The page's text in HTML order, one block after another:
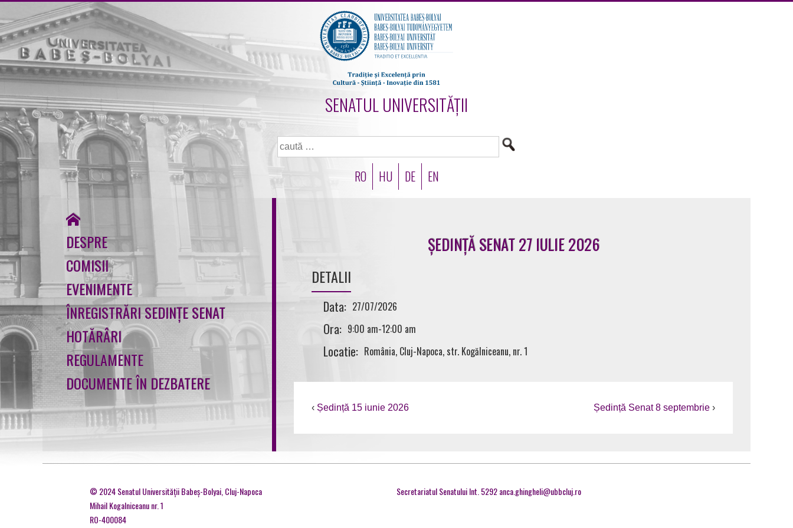
Skip
to
Main
Content
Caută
după:
RO HU DE EN
SENATUL UNIVERSITĂȚII
DESPRE
COMISII
EVENIMENTE
ÎNREGISTRĂRI SEDINȚE SENAT
HOTĂRÂRI
REGULAMENTE
DOCUMENTE ÎN DEZBATERE
ȘEDINȚĂ SENAT 27 IULIE 2026
DETALII
Data: 27/07/2026
Ora: 9:00 am-12:00 am
Locatie: România, Cluj-Napoca, str. Kogălniceanu, nr. 1
‹ Ședință 15 iunie 2026 Ședință Senat 8 septembrie ›
© 2024 Senatul Universităţii Babeş-Bolyai, Cluj-Napoca
Mihail Kogalniceanu nr. 1
RO-400084
Secretariatul Senatului Int. 5292 anca.ghingheli@ubbcluj.ro